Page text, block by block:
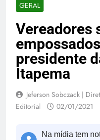
GERAL
Vereadores
presidente
Itapema
Jeferson Sobczack |
Editorial
02/01/2021
Na mídia tem